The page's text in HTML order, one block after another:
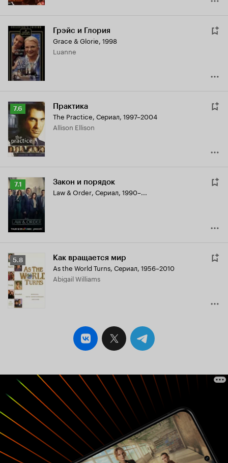
Грэйс и Глория
Grace & Glorie, 1998
Luanne
Рейтинг
Кинопоиска
7.6
7.6 Практика
The Practice, Сериал, 1997–2004
Allison Ellison
Рейтинг
Кинопоиска
7.1
7.1 Закон и порядок
Law & Order, Сериал, 1990–...
Рейтинг
Кинопоиска
5.8
5.8 Как вращается мир
As the World Turns, Сериал, 1956–2010
Abigail Williams